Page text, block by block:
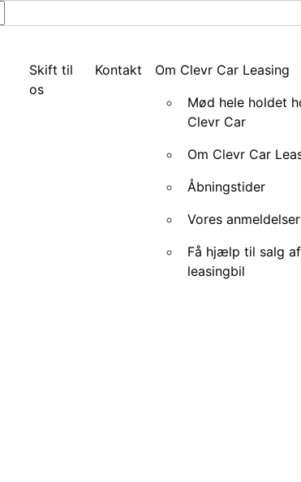
Skift til
os
Kontakt
Om Clevr Car Leasing
Mød hele holdet
Clevr Car
Om Clevr Car
Åbningstider
Vores anmeldelser
Få hjælp til salg af
leasingbil